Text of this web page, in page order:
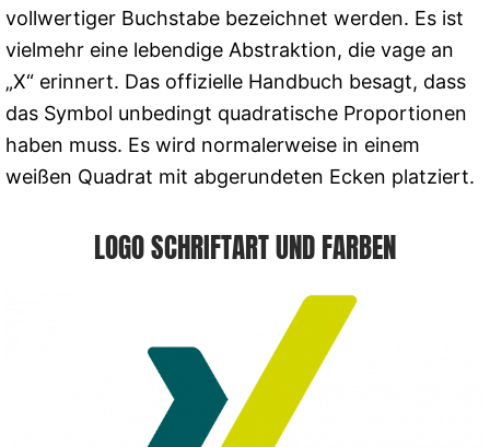
vollwertiger Buchstabe bezeichnet werden. Es ist
vielmehr eine lebendige Abstraktion, die vage an
„X“ erinnert. Das offizielle Handbuch besagt, dass
das Symbol unbedingt quadratische Proportionen
haben muss. Es wird normalerweise in einem
weißen Quadrat mit abgerundeten Ecken platziert.
LOGO SCHRIFTART UND FARBEN